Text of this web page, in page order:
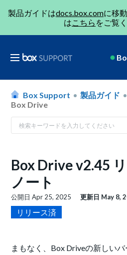
製品ガイドはdocs.box.comに移
はこちら をご覧
Box Support 製品ガイド
Box Drive
Box Drive v2.45
ノート
公開日Apr 25, 2025 更新日 May 8,
リリース済
まもなく、Box Driveの新しいバ